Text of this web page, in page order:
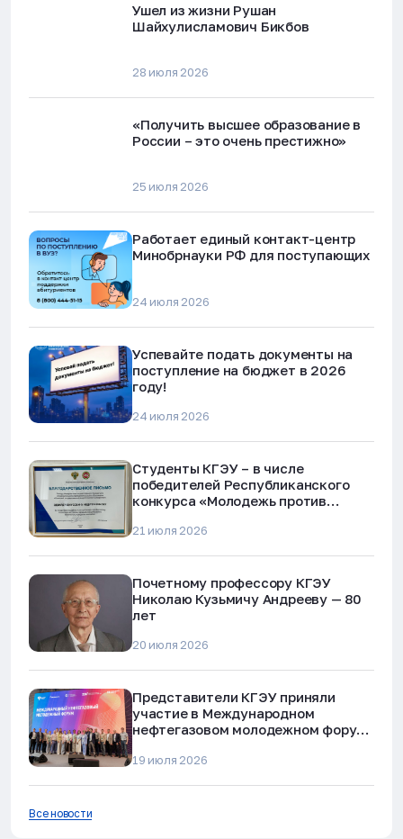
Ушел из жизни Рушан
Шайхулисламович Бикбов
28 июля 2026
«Получить высшее образование в
России – это очень престижно»
25 июля 2026
Работает единый контакт-центр
Минобрнауки РФ для поступающих
24 июля 2026
Успевайте подать документы на
поступление на бюджет в 2026
году!
24 июля 2026
Студенты КГЭУ – в числе
победителей Республиканского
конкурса «Молодежь против
мошенничества»
21 июля 2026
Почетному профессору КГЭУ
Николаю Кузьмичу Андрееву — 80
лет
20 июля 2026
Представители КГЭУ приняли
участие в Международном
нефтегазовом молодежном форуме
19 июля 2026
Все новости